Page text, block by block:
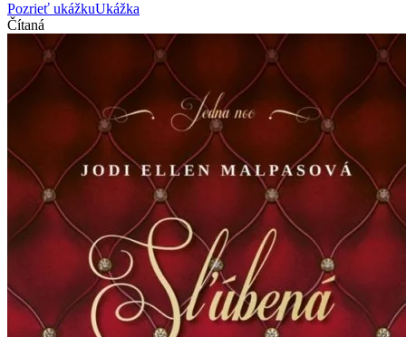
Pozrieť ukážkuUkážka
Čítaná